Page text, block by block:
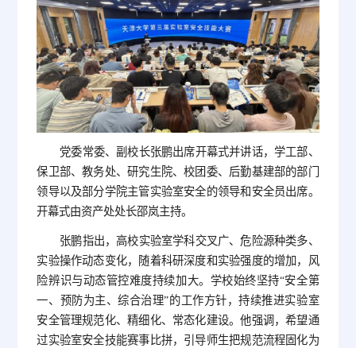
党委常委、副校长张鹏出席开幕式并讲话，学工部、
保卫部、教务处、研究生院、校团委、后勤基建部的部门
领导以及部分学院主管实验室安全的领导和安全员出席。
开幕式由资产处处长邵岚主持。
张鹏指出，高校实验室学科交叉广、危险源种类多、
实验操作动态变化，随着科研深度和实验强度的增加，风
险辨识与动态管控难度持续加大。学校始终坚持“安全第
一、预防为主、综合治理”的工作方针，持续推进实验室
安全管理规范化、精细化、常态化建设。他强调，希望通
过实验室安全技能赛事比拼，引导师生把规范流程固化为